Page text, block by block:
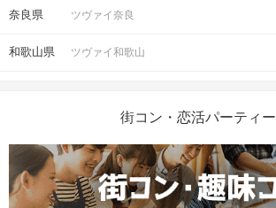
奈良県 ツヴァイ奈良
和歌山県 ツヴァイ和歌山
街コン・恋活パーティー